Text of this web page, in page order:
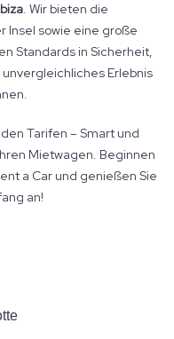
. Wir bieten die
Insel sowie eine große
Standards in Sicherheit,
Erlebnis
Tarifen – Smart und
Mietwagen. Beginnen
a Car und genießen Sie
an!